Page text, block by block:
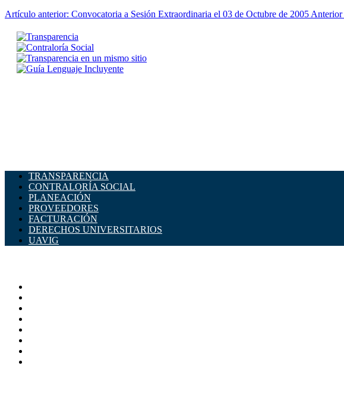
Artículo anterior: Convocatoria a Sesión Extraordinaria el 03 de Octubre de 2005 Anterior
TRANSPARENCIA
CONTRALORÍA SOCIAL
PLANEACIÓN
PROVEEDORES
FACTURACIÓN
DERECHOS UNIVERSITARIOS
UAVIG